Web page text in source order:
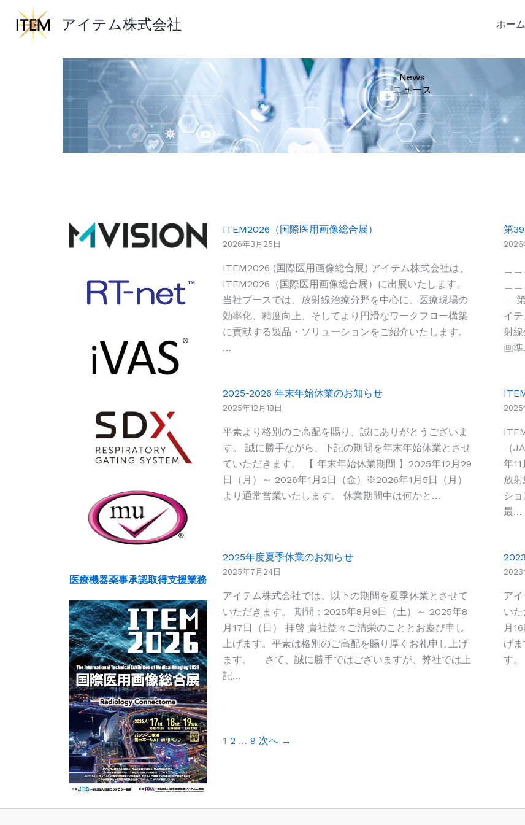
アイテム株式会社 ホーム
News
ニュース
医療機器薬事承認取得支援業務
ITEM2026（国際医用画像総合展）
2026年3月25日
ITEM2026 (国際医用画像総合展) アイテム株式会社は、
ITEM2026（国際医用画像総合展）に出展いたします。
当社ブースでは、放射線治療分野を中心に、医療現場の
効率化、精度向上、そしてより円滑なワークフロー構築
に貢献する製品・ソリューションをご紹介いたします。
…
第
2026
＿
イ
射
画
2025-2026 年末年始休業のお知らせ
2025年12月18日
平素より格別のご高配を賜り、誠にありがとうございま
す。 誠に勝手ながら、下記の期間を年末年始休業とさせ
ていただきます。 【 年末年始休業期間 】2025年12月29
日（月）～ 2026年1月2日（金）※2026年1月5日（月）
より通常営業いたします。 休業期間中は何かと…
2025
（
年
放
シ
最…
2025年度夏季休業のお知らせ
2025年7月24日
アイテム株式会社では、以下の期間を夏季休業とさせて
いただきます。 期間：2025年8月9日（土）～ 2025年8
月17日（日） 拝啓 貴社益々ご清栄のこととお慶び申し
上げます。平素は格別のご高配を賜り厚くお礼申し上げ
ます。 さて、誠に勝手ではございますが、弊社では上
記…
2023
ア
い
月
げ
す
1 2 … 9 次へ →